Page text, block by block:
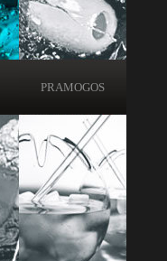
PRAMOGOS